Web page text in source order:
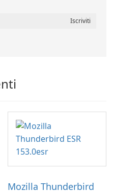
Mozilla Thunderbird